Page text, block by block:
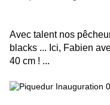
Avec talent nos
blacks ... Ici, Fabien
40 cm ! ...